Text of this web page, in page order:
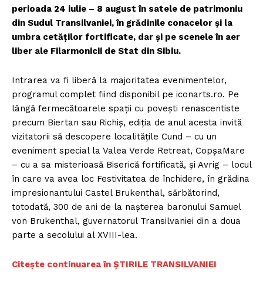
perioada 24 iulie – 8 august în satele de patrimoniu
din Sudul Transilvaniei, în grădinile conacelor și la
umbra cetăților fortificate, dar și pe scenele în aer
liber ale Filarmonicii de Stat din Sibiu.
Intrarea va fi liberă la majoritatea evenimentelor,
programul complet fiind disponibil pe iconarts.ro. Pe
lângă fermecătoarele spații cu povești renascentiste
precum Biertan sau Richiș, ediția de anul acesta invită
vizitatorii să descopere localitățile Cund – cu un
eveniment special la Valea Verde Retreat, CopșaMare
– cu a sa misterioasă Biserică fortificată, și Avrig – locul
în care va avea loc Festivitatea de închidere, în grădina
impresionantului Castel Brukenthal, sărbătorind,
totodată, 300 de ani de la nașterea baronului Samuel
von Brukenthal, guvernatorul Transilvaniei din a doua
parte a secolului al XVIII-lea.
Citește continuarea în ȘTIRILE TRANSILVANIEI